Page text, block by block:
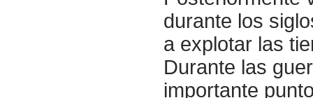
durante los
a explotar las
Durante las
importante